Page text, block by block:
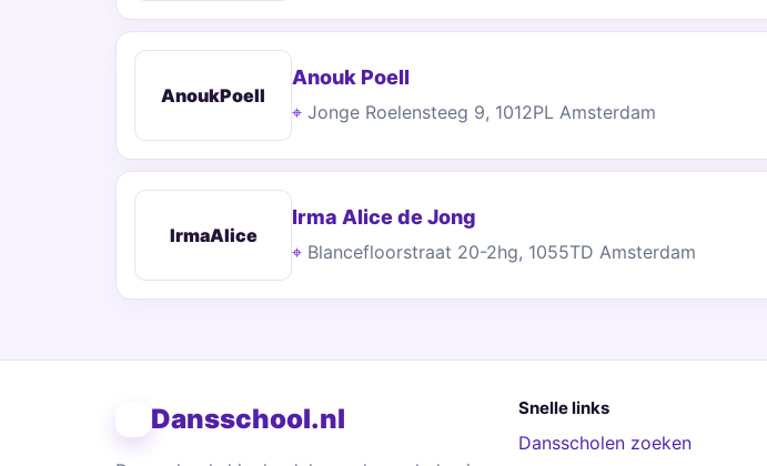
AnoukPoell
Anouk Poell
Jonge Roelensteeg 9, 1012PL Amsterdam
IrmaAlice
Irma Alice de Jong
Blancefloorstraat 20-2hg, 1055TD Amsterdam
Dansschool.nl Snelle links
Dansscholen zoeken